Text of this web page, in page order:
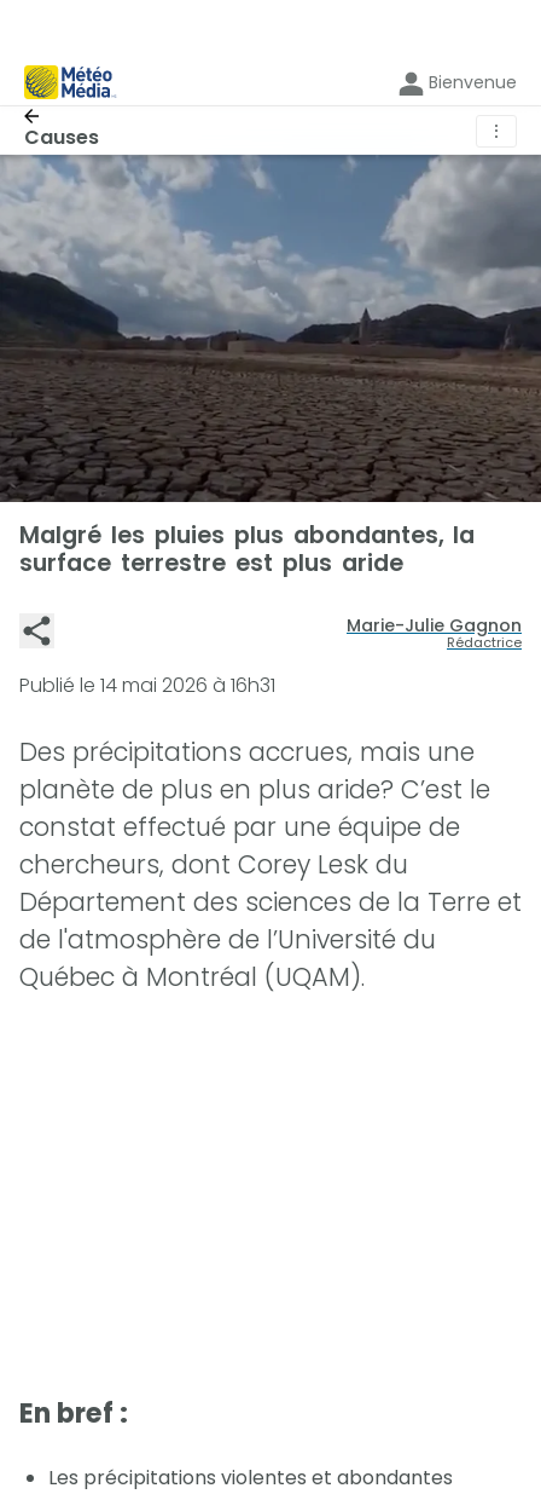
Bienvenue
Causes ⋮
Malgré les pluies plus abondantes, la
surface terrestre est plus aride
Marie-Julie Gagnon
Rédactrice
Publié le 14 mai 2026 à 16h31
Des précipitations accrues, mais une
planète de plus en plus aride? C’est le
constat effectué par une équipe de
chercheurs, dont Corey Lesk du
Département des sciences de la Terre et
de l'atmosphère de l’Université du
Québec à Montréal (UQAM).
En bref :
Les précipitations violentes et abondantes